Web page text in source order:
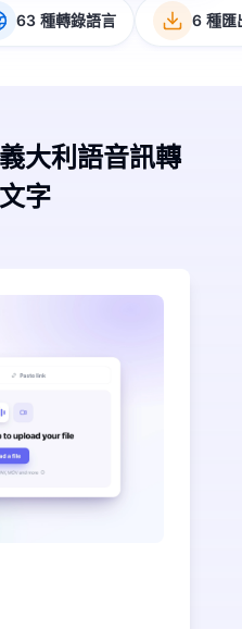
63 種轉錄語言 6 種匯
大利語音訊轉
字